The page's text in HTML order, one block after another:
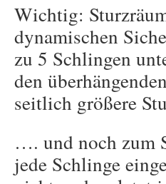
Wichtig:
dynamischen
zu 5 Schlingen
den
seitlich größere
…. und noch zum
jede Schlinge